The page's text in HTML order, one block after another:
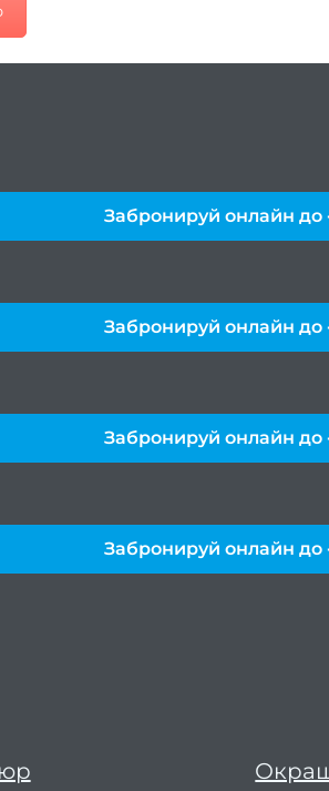
Забронируй онлайн до
Забронируй онлайн до
Забронируй онлайн до
Забронируй онлайн до